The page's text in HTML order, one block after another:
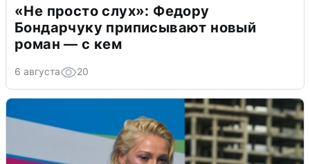
«Не просто слух»: Федору
Бондарчуку приписывают новый
роман — с кем
6 августа 20